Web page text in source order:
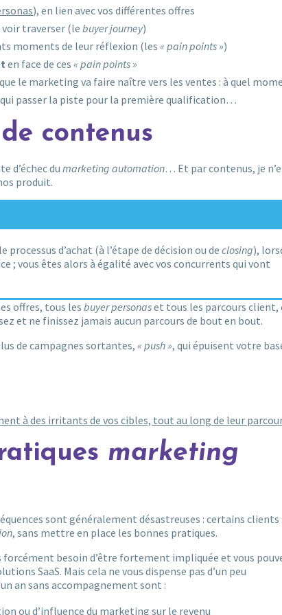
), en lien avec vos différentes offres
voir traverser (lebuyer journey)
moments de leur réflexion (les« pain points »)
en face de ces« pain points »
le marketing va faire naître vers les ventes : à quel
passer la piste pour la première qualification…
contenus
d’échec du marketing automation… Et par contenus, je
produit.
d’achat (à l’étape de décision ou de closing),
; vous êtes alors à égalité avec vos concurrents qui vont
offres, tous les buyer personaset tous les parcours client,
et ne finissez jamais aucun parcours de bout en bout.
de campagnes sortantes, « push », qui épuisent votre
à des irritants de vos cibles, tout au long de leur
marketing
sont généralement désastreuses : certains clients
, sans mettre en place les bonnes pratiques.
forcément besoin d’être fortement impliquée et vous
SaaS. Mais cela ne vous dispense pas d’un peu
an sans accompagnement sont :
ou d’influence du marketing sur le revenu